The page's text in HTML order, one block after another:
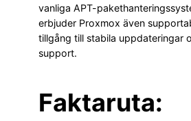
vanliga APT-
erbjuder Proxmox även
tillgång till stabila uppdateringar
support.
Faktaruta: